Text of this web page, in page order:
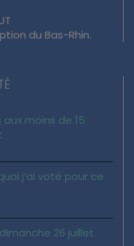
du Bas-Rhin.
moins de 15
j’ai voté pour ce
26 juillet